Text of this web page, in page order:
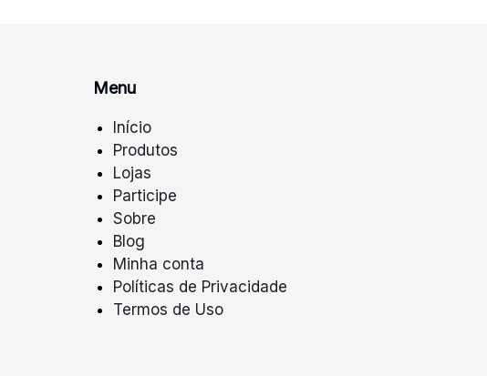
Menu
Início
Produtos
Lojas
Participe
Sobre
Blog
Minha conta
Políticas de Privacidade
Termos de Uso